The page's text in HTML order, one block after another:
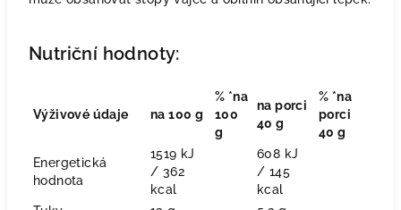
Nutriční hodnoty:
Výživové údaje na 100 g
% *na
100
g
na porci
40 g
% *na
porci
40 g
Energetická
hodnota
1519 kJ
/ 362
kcal
608 kJ
/ 145
kcal